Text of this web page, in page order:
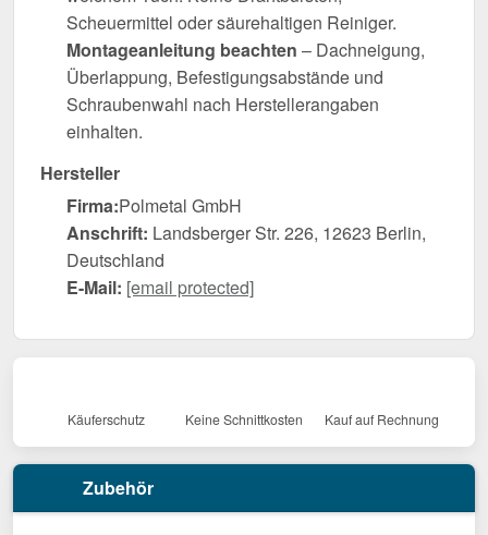
Scheuermittel oder säurehaltigen Reiniger.
Montageanleitung beachten – Dachneigung,
Überlappung, Befestigungsabstände und
Schraubenwahl nach Herstellerangaben
einhalten.
Hersteller
Firma:Polmetal GmbH
Anschrift: Landsberger Str. 226, 12623 Berlin,
Deutschland
E-Mail: [email protected]
Käuferschutz Keine Schnittkosten Kauf auf Rechnung
Zubehör